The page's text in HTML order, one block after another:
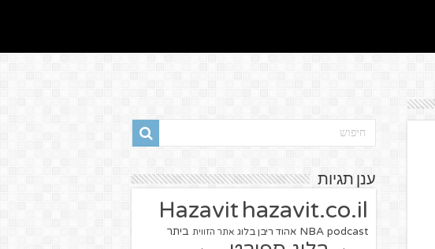
ענן תגיות
Hazavit hazavit.co.il
NBA podcast אהוד ריבן בלוג אתר הזווית ביתר